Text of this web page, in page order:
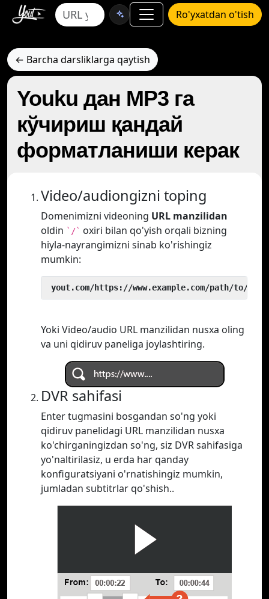
Ro'yxatdan o'tish
← Barcha darsliklarga qaytish
Youku дан MP3 га
кўчириш қандай
форматланиши керак
Video/audiongizni toping
Domenimizni videoning URL manzilidan
oldin `/` oxiri bilan qo'yish orqali bizning
hiyla-nayrangimizni sinab ko'rishingiz
mumkin:
yout.com/https://www.example.com/path/to/
Yoki Video/audio URL manzilidan nusxa oling
va uni qidiruv paneliga joylashtiring.
DVR sahifasi
Enter tugmasini bosgandan so'ng yoki
qidiruv panelidagi URL manzilidan nusxa
ko'chirganingizdan so'ng, siz DVR sahifasiga
yo'naltirilasiz, u erda har qanday
konfiguratsiyani o'rnatishingiz mumkin,
jumladan subtitrlar qo'shish..